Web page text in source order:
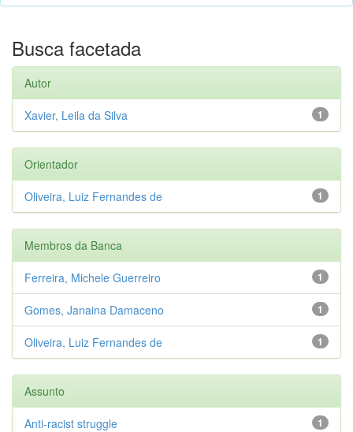
Busca facetada
Autor
1
Xavier, Leila da Silva
Orientador
1
Oliveira, Luiz Fernandes de
Membros da Banca
1
Ferreira, Michele Guerreiro
1
Gomes, Janaina Damaceno
1
Oliveira, Luiz Fernandes de
Assunto
1
Anti-racist struggle